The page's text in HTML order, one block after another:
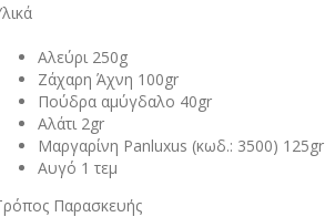
Αλεύρι 250g
Zάχαρη Άχνη 100gr
Πούδρα αμύγδαλο 40gr
Αλάτι 2gr
Μαργαρίνη Panluxus (κωδ.: 3500) 125gr
Αυγό 1 τεμ
Παρασκευής